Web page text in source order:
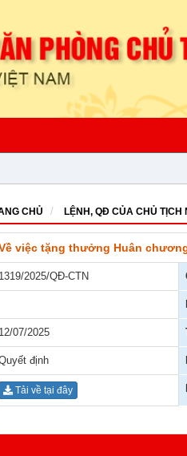
CHỦ LỆNH, QĐ CỦA CHỦ TỊCH
việc tặng thưởng Huân
1319/2025/QĐ-CTN
12/07/2025
định
Tải về tại đây